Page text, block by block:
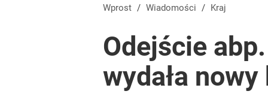
Morawiecki przelicytował PiS. Chce zawieszać
Wrze po roku Nawrockiego. „Największa hańba”
Wprost / Wiadomości / Kraj
Odejście
wydała